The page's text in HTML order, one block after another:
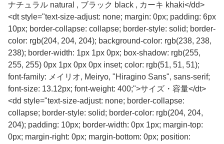
ナチュラル natural , ブラック black , カーキ khaki</dd>
<dt style="text-size-adjust: none; margin: 0px; padding: 6px
10px; border-collapse: collapse; border-style: solid; border-
color: rgb(204, 204, 204); background-color: rgb(238, 238,
238); border-width: 1px 1px 0px; box-shadow: rgb(255,
255, 255) 0px 1px 0px 0px inset; color: rgb(51, 51, 51);
font-family: メイリオ, Meiryo, "Hiragino Sans", sans-serif;
font-size: 13.12px; font-weight: 400;">サイズ・容量</dt>
<dd style="text-size-adjust: none; border-collapse:
collapse; border-style: solid; border-color: rgb(204, 204,
204); padding: 10px; border-width: 0px 1px; margin-top:
0px; margin-right: 0px; margin-bottom: 0px; position: